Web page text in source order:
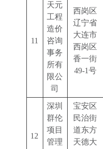
11
天元
工程
造价
咨询
事务
所有
限公
司
西岗区
辽宁省
大连市
西岗区
香一街
49-1号
12
深圳
群伦
项目
管理
宝安区
民治街
道东方
天德大